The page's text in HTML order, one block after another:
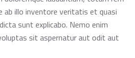
ab illo inventore veritatis et quasi
sunt explicabo. Nemo enim
sit aspernatur aut odit aut